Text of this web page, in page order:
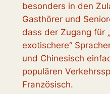
besonders in den
Gasthörer und
dass der Zugang für
exotischere“
und Chinesisch
populären
Französisch.